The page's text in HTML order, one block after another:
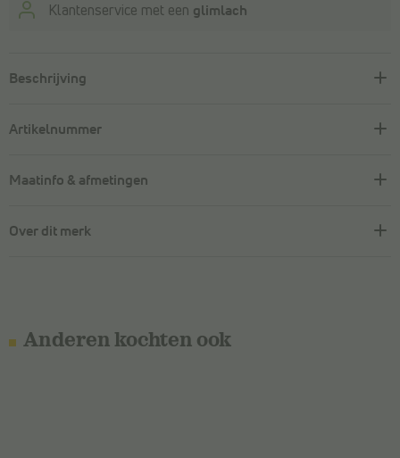
Klantenservice met een glimlach
Beschrijving
Artikelnummer
Maatinfo & afmetingen
Over dit merk
Anderen kochten ook